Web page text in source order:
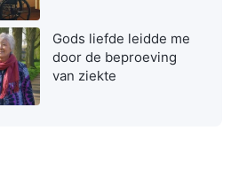
Gods liefde leidde me
door de beproeving
van ziekte